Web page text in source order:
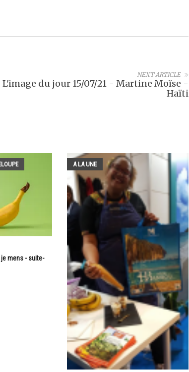
NEXT ARTICLE
L'image du jour 15/07/21 - Martine Moïse -
Haïti
mens - suite-
A LA UNE